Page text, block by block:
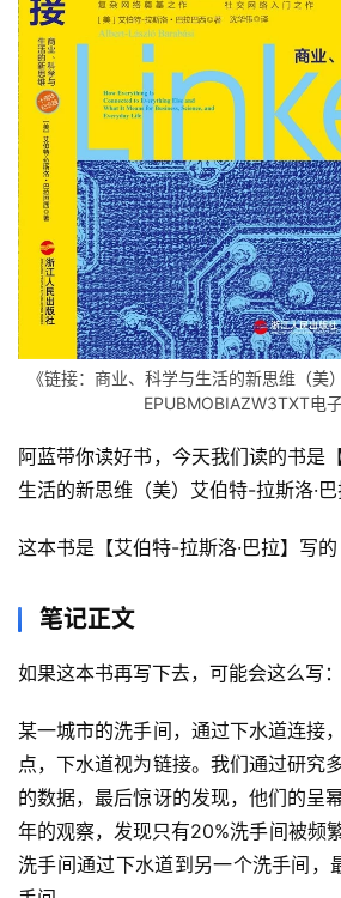
《链接：商业、科学与生活的新思维（美
EPUBMOBIAZW3TXT电
阿蓝带你读好书，今天我们读的书是
生活的新思维（美）艾伯特-拉斯洛·巴
这本书是【艾伯特-拉斯洛·巴拉】写的
笔记正文
如果这本书再写下去，可能会这么写：
某一城市的洗手间，通过下水道连接
点，下水道视为链接。我们通过研究
的数据，最后惊讶的发现，他们的呈
年的观察，发现只有20%洗手间被频
洗手间通过下水道到另一个洗手间，